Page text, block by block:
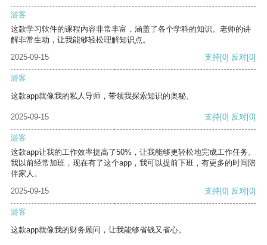
游客
这款学习软件的课程内容非常丰富，涵盖了各个学科的知识。老师的讲
解非常生动，让我能够轻松理解知识点。
2025-09-15
支持[0] 反对[0]
游客
这款app就像我的私人导师，带领我探索知识的奥秘。
2025-09-15 支持[0] 反对[0]
游客
这款app让我的工作效率提高了50%，让我能够更轻松地完成工作任务。
我以前经常加班，现在有了这个app，我可以提前下班，有更多的时间陪
伴家人。
2025-09-15
支持[0] 反对[0]
游客
这款app就像我的财务顾问，让我能够省钱又省心。